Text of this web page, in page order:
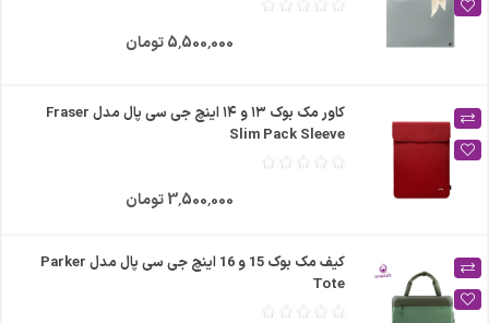
5٬500٬000 تومان
کاور مک بوک ۱۳ و ۱۴ اینچ جی سی پال مدل Fraser
Slim Pack Sleeve
3٬500٬000 تومان
کیف مک بوک 15 و 16 اینچ جی سی پال مدل Parker
Tote